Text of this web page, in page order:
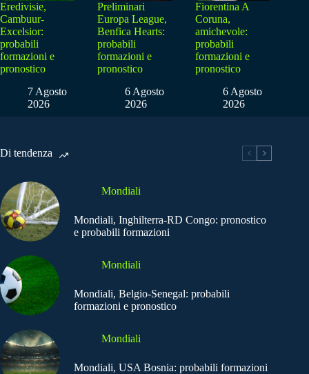
Eredivisie,
Cambuur-
Excelsior:
probabili
formazioni e
pronostico
7 Agosto
2026
Preliminari
Europa League,
Benfica Hearts:
probabili
formazioni e
pronostico
6 Agosto
2026
Fiorentina A
Coruna,
amichevole:
probabili
formazioni e
pronostico
6 Agosto
2026
Di tendenza
Mondiali
Mondiali, Inghilterra-RD Congo: pronostico
e probabili formazioni
Mondiali
Mondiali, Belgio-Senegal: probabili
formazioni e pronostico
Mondiali
Mondiali, USA Bosnia: probabili formazioni